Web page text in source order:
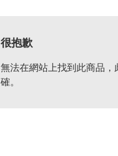
很抱歉
無法在網站上找到此商品
確。